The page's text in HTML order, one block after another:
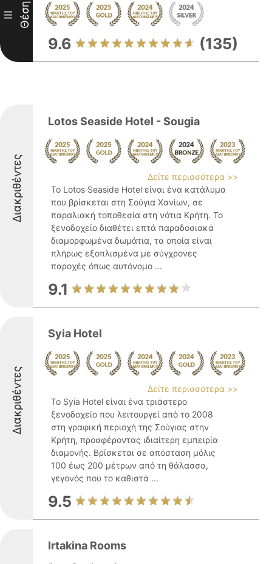
III Θέση
9.6 (135)
Διακριθέντες
Lotos Seaside Hotel - Sougia
Δείτε περισσότερα >>
Το Lotos Seaside Hotel είναι ένα κατάλυμα
που βρίσκεται στη Σούγια Χανίων, σε
παραλιακή τοποθεσία στη νότια Κρήτη. Το
ξενοδοχείο διαθέτει επτά παραδοσιακά
διαμορφωμένα δωμάτια, τα οποία είναι
πλήρως εξοπλισμένα με σύγχρονες
παροχές όπως αυτόνομο ...
9.1
Διακριθέντες
Syia Hotel
Δείτε περισσότερα >>
Το Syia Hotel είναι ένα τριάστερο
ξενοδοχείο που λειτουργεί από το 2008
στη γραφική περιοχή της Σούγιας στην
Κρήτη, προσφέροντας ιδιαίτερη εμπειρία
διαμονής. Βρίσκεται σε απόσταση μόλις
100 έως 200 μέτρων από τη θάλασσα,
γεγονός που το καθιστά ...
9.5
Irtakina Rooms